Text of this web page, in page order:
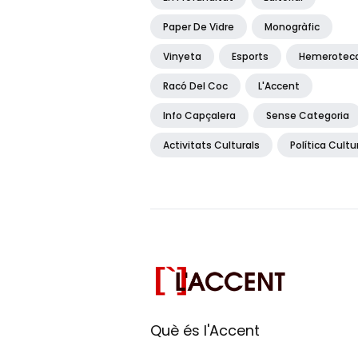
Paper De Vidre Monogràfic
Vinyeta Esports
Racó Del Coc L'Accent
Info Capçalera Sense Categoria
Activitats Culturals Política
Què és l'Accent